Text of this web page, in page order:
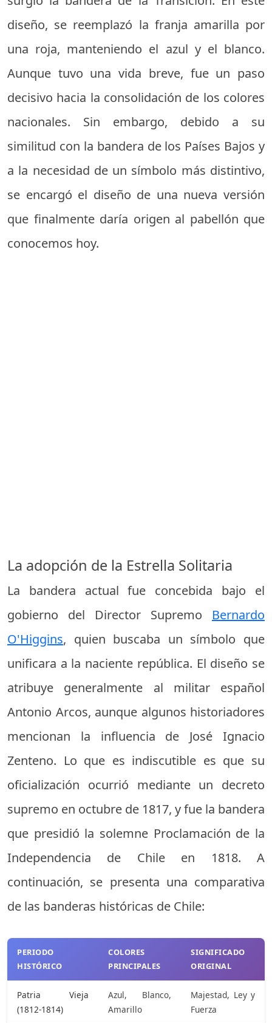
diseño, se reemplazó la franja amarilla por
una roja, manteniendo el azul y el blanco.
Aunque tuvo una vida breve, fue un paso
decisivo hacia la consolidación de los colores
nacionales. Sin embargo, debido a su
similitud con la bandera de los Países Bajos y
a la necesidad de un símbolo más distintivo,
se encargó el diseño de una nueva versión
que finalmente daría origen al pabellón que
conocemos hoy.
La adopción de la Estrella Solitaria
La bandera actual fue concebida bajo el
gobierno del Director Supremo Bernardo
O'Higgins, quien buscaba un símbolo que
unificara a la naciente república. El diseño se
atribuye generalmente al militar español
Antonio Arcos, aunque algunos historiadores
mencionan la influencia de José Ignacio
Zenteno. Lo que es indiscutible es que su
oficialización ocurrió mediante un decreto
supremo en octubre de 1817, y fue la bandera
que presidió la solemne Proclamación de la
Independencia de Chile en 1818. A
continuación, se presenta una comparativa
de las banderas históricas de Chile:
PERIODO
HISTÓRICO
COLORES
PRINCIPALES
SIGNIFICADO
ORIGINAL
Patria Vieja
(1812-1814)
Azul, Blanco,
Amarillo
Majestad, Ley y
Fuerza